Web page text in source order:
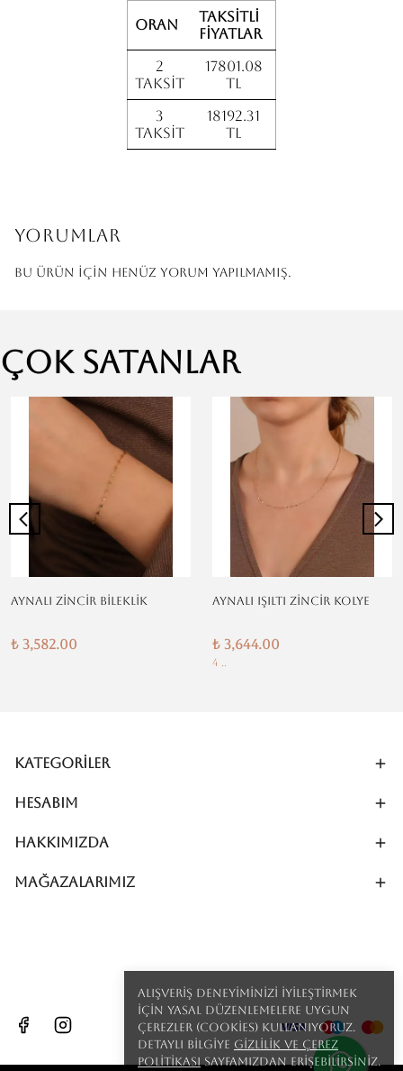
Alışveriş deneyiminizi iyileştirmek
için yasal düzenlemelere uygun
çerezler (cookies) kullanıyoruz.
Detaylı bilgiye Gizlilik ve Çerez
Politikasısayfamızdan erişebilirsiniz.
Oran
Taksitli
fiyatlar
2
Taksit
17801.08
TL
3
Taksit
18192.31
TL
Yorumlar
Bu ürün için henüz yorum yapılmamış.
Çok Satanlar
AYNALI ZİNCİR BİLEKLİK
₺ 3,582.00
AYNALI IŞILTI ZİNCİR KOLYE
₺ 3,644.00
4 ..
Kategoriler
Hesabım
Hakkımızda
MAĞAZALARIMIZ